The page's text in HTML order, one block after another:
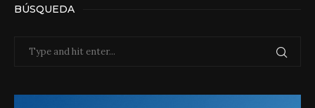
BÚSQUEDA